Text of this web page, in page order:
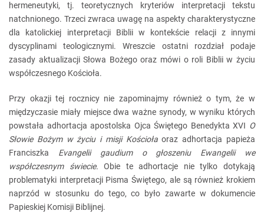
hermeneutyki, tj. teoretycznych kryteriów interpretacji tekstu
natchnionego. Trzeci zwraca uwagę na aspekty charakterystyczne
dla katolickiej interpretacji Biblii w kontekście relacji z innymi
dyscyplinami teologicznymi. Wreszcie ostatni rozdział podaje
zasady aktualizacji Słowa Bożego oraz mówi o roli Biblii w życiu
współczesnego Kościoła.
Przy okazji tej rocznicy nie zapominajmy również o tym, że w
międzyczasie miały miejsce dwa ważne synody, w wyniku których
powstała adhortacja apostolska Ojca Świętego Benedykta XVI O
Słowie Bożym w życiu i misji Kościołaoraz adhortacja papieża
Franciszka Evangelii gaudium o głoszeniu Ewangelii we
współczesnym świecie.Obie te adhortacje nie tylko dotykają
problematyki interpretacji Pisma Świętego, ale są również krokiem
naprzód w stosunku do tego, co było zawarte w dokumencie
Papieskiej Komisji Biblijnej.